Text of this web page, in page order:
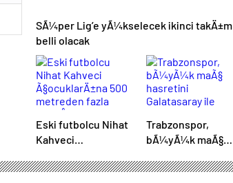
SÃ¼per Lig’e yÃ¼kselecek ikinci takÄ±m
belli olacak
Eski futbolcu Nihat
Kahveci
metreden fazla
Trabzonspor,
bÃ¼yÃ¼k maÃ§
Galatasaray ile